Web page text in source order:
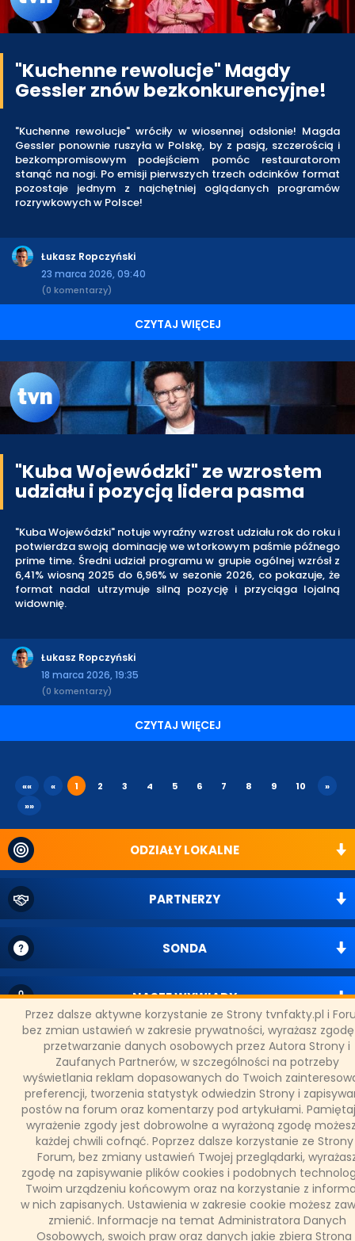
Przez dalsze aktywne korzystanie ze Strony tvnfakty.pl i
bez zmian ustawień w zakresie prywatności, wyrażasz
przetwarzanie danych osobowych przez Autora Strony i
Zaufanych Partnerów, w szczególności na potrzeby
wyświetlania reklam dopasowanych do Twoich
preferencji, tworzenia statystyk odwiedzin Strony i
postów na forum oraz komentarzy pod artykułami.
wyrażenie zgody jest dobrowolne a wyrażoną zgodę
każdej chwili cofnąć. Poprzez dalsze korzystanie ze
Forum, bez zmiany ustawień Twojej przeglądarki,
zgodę na zapisywanie plików cookies i podobnych
Twoim urządzeniu końcowym oraz na korzystanie z
w nich zapisanych. Ustawienia w zakresie cookie możesz
zmienić. Informacje na temat Administratora Danych
Osobowych, swoich praw oraz danych jakie zbiera Strona
ODZIAŁY LOKALNE
PARTNERZY
SONDA
"Kuchenne rewolucje" Magdy
Gessler znów bezkonkurencyjne!
"Kuchenne rewolucje" wróciły w wiosennej odsłonie! Magda
Gessler ponownie ruszyła w Polskę, by z pasją, szczerością i
bezkompromisowym podejściem pomóc restauratorom
stanąć na nogi. Po emisji pierwszych trzech odcinków format
pozostaje jednym z najchętniej oglądanych programów
rozrywkowych w Polsce!
Łukasz Ropczyński
23 marca 2026, 09:40
(0 komentarzy)
CZYTAJ WIĘCEJ
"Kuba Wojewódzki" ze wzrostem
udziału i pozycją lidera pasma
"Kuba Wojewódzki" notuje wyraźny wzrost udziału rok do roku i
potwierdza swoją dominację we wtorkowym paśmie późnego
prime time. Średni udział programu w grupie ogólnej wzrósł z
6,41% wiosną 2025 do 6,96% w sezonie 2026, co pokazuje, że
format nadal utrzymuje silną pozycję i przyciąga lojalną
widownię.
Łukasz Ropczyński
18 marca 2026, 19:35
(0 komentarzy)
CZYTAJ WIĘCEJ
«« « 1 2 3 4 5 6 7 8 9 10
»
»»
NASZE WYWIADY
FAKTY TVN
WAŻNE RELACJE
Copyright © 2011 - 2026 bywww.tvnfakty.pl | Wszystkie prawa
zastrzeżone.